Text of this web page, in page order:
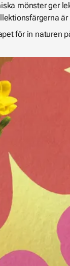
mönster ger
för in naturen